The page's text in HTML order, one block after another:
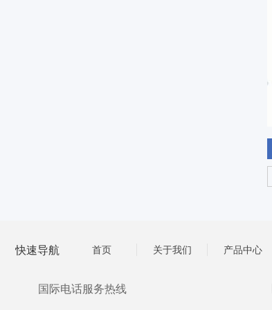
快速导航
国际电话服务热线
首页 关于我们 产品中心